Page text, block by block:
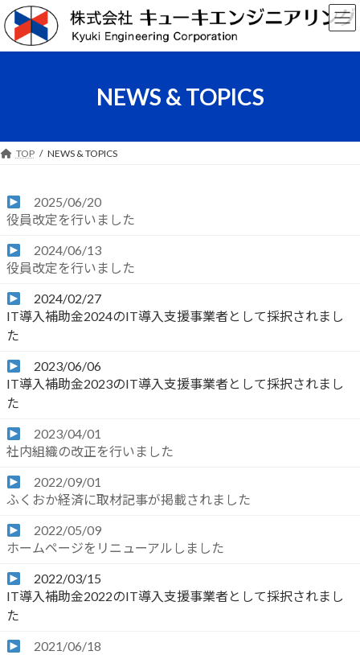
ン
テ
ン
プ
ビ
ゲ
ー
動
NEWS & TOPICS
TOP NEWS & TOPICS
2025/06/20
役員改定を行いました
2024/06/13
役員改定を行いました
2024/02/27
IT導入補助金2024のIT導入支援事業者として採択されまし
た
2023/06/06
IT導入補助金2023のIT導入支援事業者として採択されまし
た
2023/04/01
社内組織の改正を行いました
2022/09/01
ふくおか経済に取材記事が掲載されました
2022/05/09
ホームページをリニューアルしました
2022/03/15
IT導入補助金2022のIT導入支援事業者として採択されまし
た
2021/06/18